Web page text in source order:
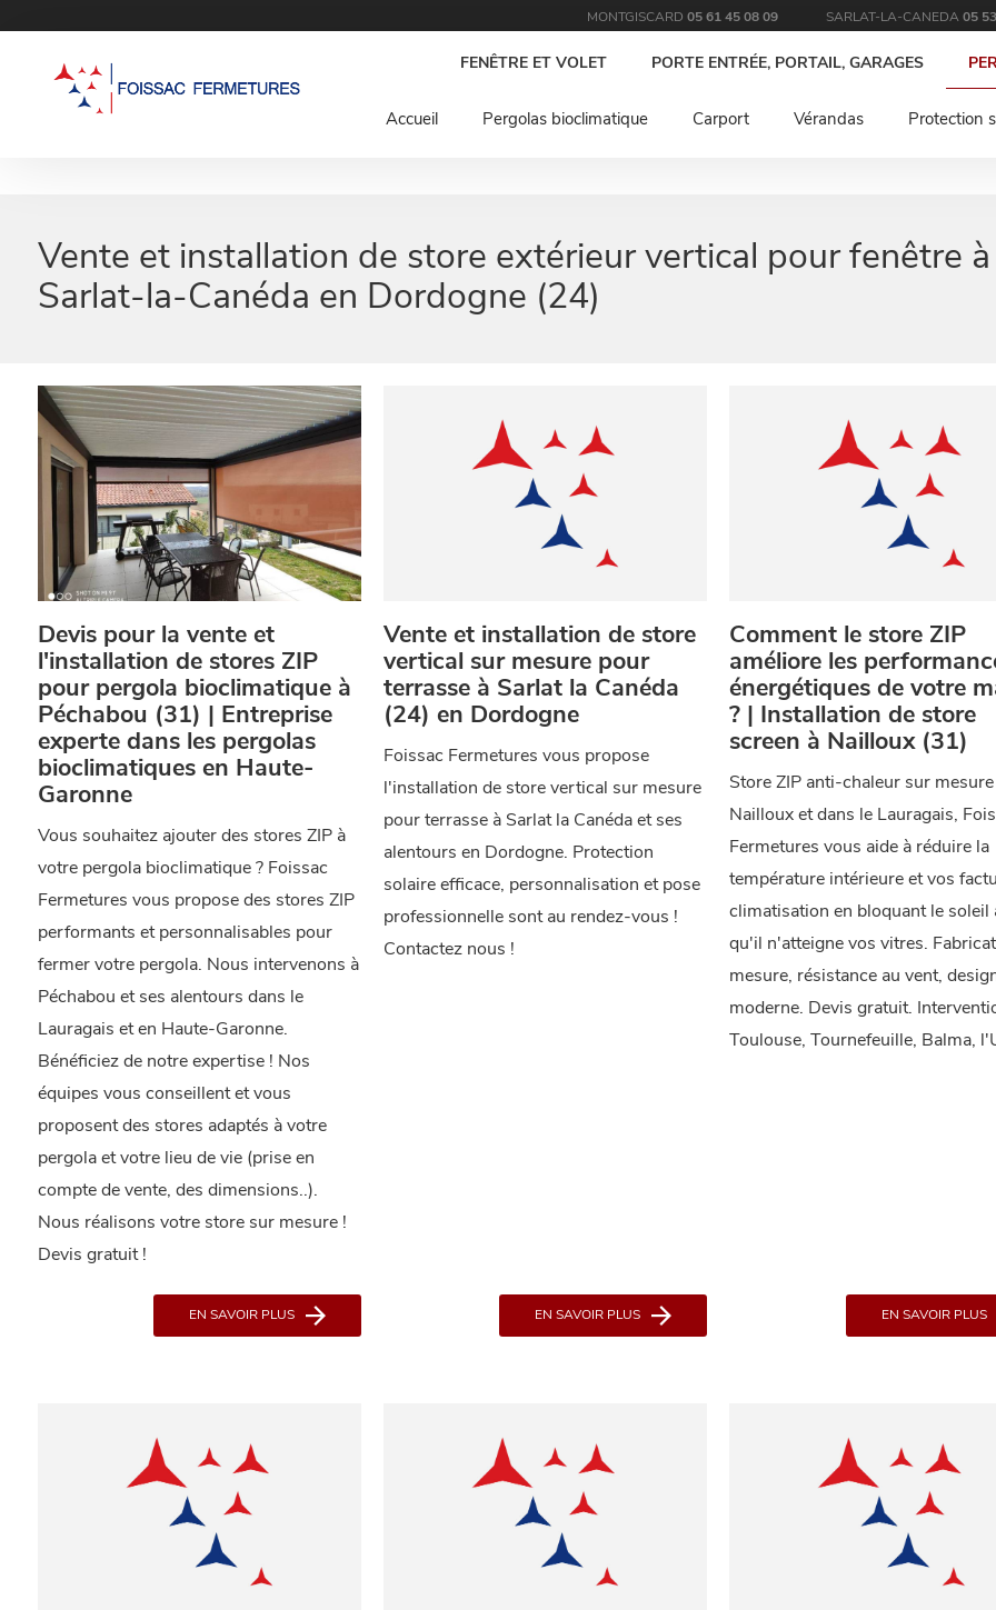
MONTGISCARD05 61 45 08 09 SARLAT-LA-CANEDA05
FENÊTRE ET VOLET PORTE ENTRÉE, PORTAIL, GARAGES
Accueil Pergolas bioclimatique Carport Vérandas Protection
Vente et installation de store extérieur vertical pour fenêtre à
Sarlat-la-Canéda en Dordogne (24)
Devis pour la vente et
l'installation de stores ZIP
pour pergola bioclimatique à
Péchabou (31) | Entreprise
experte dans les pergolas
bioclimatiques en Haute-
Garonne
Vous souhaitez ajouter des stores ZIP à
votre pergola bioclimatique ? Foissac
Fermetures vous propose des stores ZIP
performants et personnalisables pour
fermer votre pergola. Nous intervenons à
Péchabou et ses alentours dans le
Lauragais et en Haute-Garonne.
Bénéficiez de notre expertise ! Nos
équipes vous conseillent et vous
proposent des stores adaptés à votre
pergola et votre lieu de vie (prise en
compte de vente, des dimensions..).
Nous réalisons votre store sur mesure !
Devis gratuit !
EN SAVOIR PLUS
Vente et installation de store
vertical sur mesure pour
terrasse à Sarlat la Canéda
(24) en Dordogne
Foissac Fermetures vous propose
l'installation de store vertical sur mesure
pour terrasse à Sarlat la Canéda et ses
alentours en Dordogne. Protection
solaire efficace, personnalisation et pose
professionnelle sont au rendez-vous !
Contactez nous !
EN SAVOIR PLUS
Comment le store ZIP
améliore les
énergétiques de votre
? | Installation de store
screen à Nailloux (31)
Store ZIP anti-chaleur sur mesure
Nailloux et dans le Lauragais,
Fermetures vous aide à réduire la
température intérieure et vos
climatisation en bloquant le soleil
qu'il n'atteigne vos vitres.
mesure, résistance au vent,
moderne. Devis gratuit.
Toulouse, Tournefeuille, Balma,
EN SAVOIR PLUS